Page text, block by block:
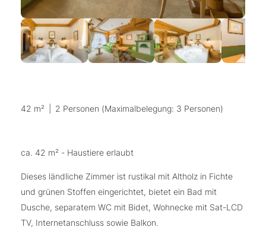
42 m² 2 Personen (Maximalbelegung: 3 Personen)
ca. 42 m² - Haustiere erlaubt
Dieses ländliche Zimmer ist rustikal mit Altholz in Fichte
und grünen Stoffen eingerichtet, bietet ein Bad mit
Dusche, separatem WC mit Bidet, Wohnecke mit Sat-LCD
TV, Internetanschluss sowie Balkon.